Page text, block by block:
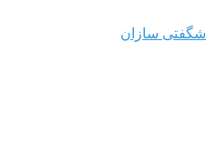
شگفتی سازان